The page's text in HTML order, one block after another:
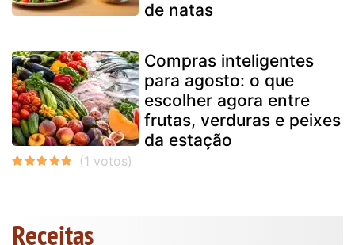
de natas
Compras inteligentes
para agosto: o que
escolher agora entre
frutas, verduras e peixes
da estação
Receitas